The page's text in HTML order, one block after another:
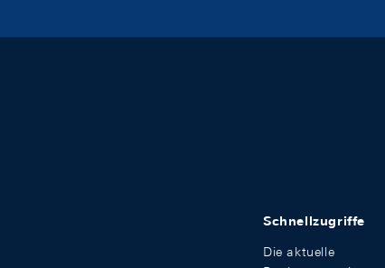
Schnellzugriffe
Die aktuelle